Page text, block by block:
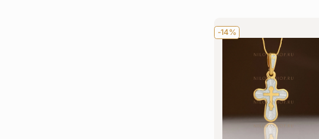
-14%